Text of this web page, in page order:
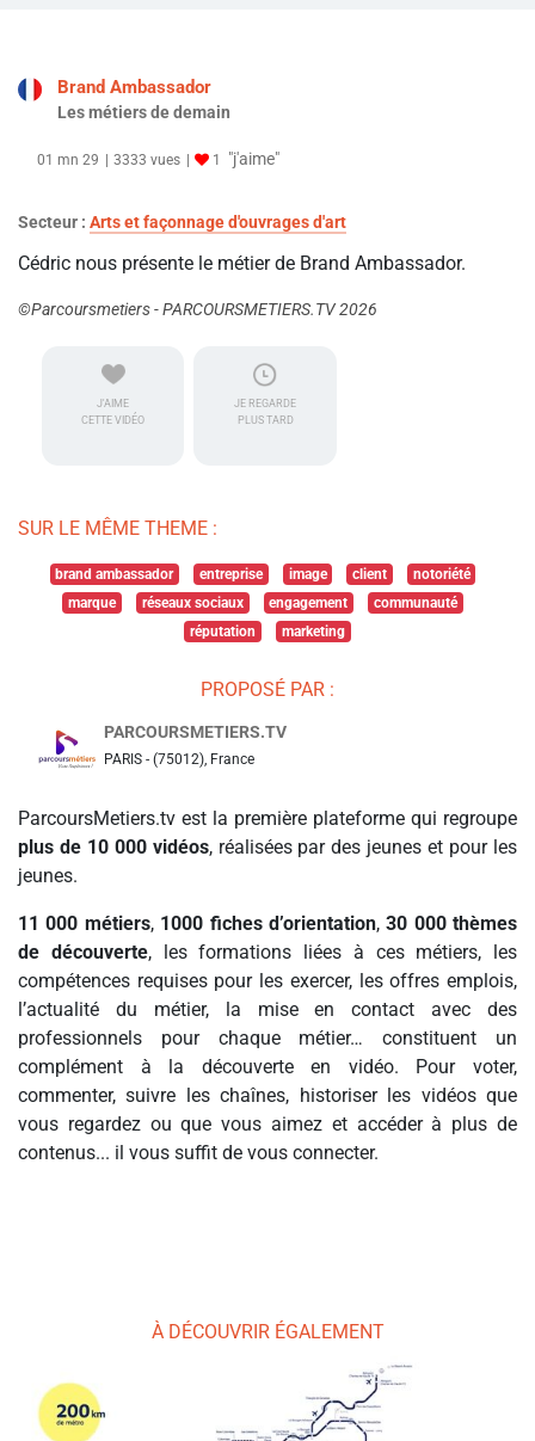
Brand Ambassador
Les métiers de demain
01 mn 29 3333 vues 1 "j'aime"
Secteur : Arts et façonnage d'ouvrages d'art
Cédric nous présente le métier de Brand Ambassador.
©Parcoursmetiers - PARCOURSMETIERS.TV 2026
J'AIME
CETTE VIDÉO
JE REGARDE
PLUS TARD
SUR LE MÊME THEME :
brand ambassador entreprise image client
notoriété
marque
réseaux sociaux engagement
communauté
réputation
marketing
PROPOSÉ PAR :
PARCOURSMETIERS.TV
PARIS - (75012), France
ParcoursMetiers.tv est la première plateforme qui regroupe
plus de 10 000 vidéos, réalisées par des jeunes et pour les
jeunes.
11 000 métiers, 1000 fiches d’orientation,30 000 thèmes
de découverte, les formations liées à ces métiers, les
compétences requises pour les exercer, les offres emplois,
l’actualité du métier, la mise en contact avec des
professionnels pour chaque métier… constituent un
complément à la découverte en vidéo. Pour voter,
commenter, suivre les chaînes, historiser les vidéos que
vous regardez ou que vous aimez et accéder à plus de
contenus... il vous suffit de vous connecter.
À DÉCOUVRIR ÉGALEMENT